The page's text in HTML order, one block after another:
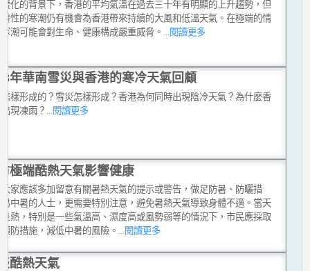
化的背景下，香港的平均氣溫在過去三十年有明顯的上升趨勢，但
性的寒潮仍有機會為香港帶來持續的大風和低溫天氣。在極端的情
潮可能會對生命、健康構成嚴重威脅。
...閱讀更多
年華南雪災與香港的寒冷天氣回顧
樣形成的？雪災怎樣形成？香港為何同時出現陰冷天氣？為什麼香
現凍雨？ ...閱讀更多
極端酷熱天氣影響健康
家應該多加留意有關暑熱天氣的提示或警告，做足防暑、防曬措
中暑的人士，更需要特別注意，避免暑熱天氣導致身體不適。當天
熱，特別是一些氣溫高、濕度高或風勢弱等的情況下，市民應採取
防措施，減低中暑的風險。 ...閱讀更多
酷熱天氣